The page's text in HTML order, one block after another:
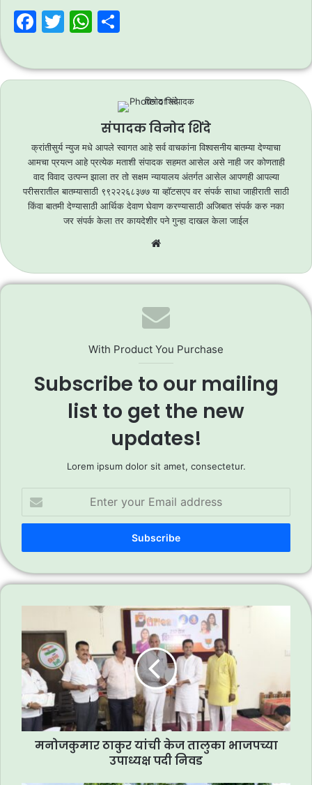
F
c
e
o
k
T
itt
er
W
at
s
p
p
ar
e
संपादक विनोद शिंदे
क्रांतीसुर्य न्युज मधे आपले स्वागत आहे सर्व वाचकांना विश्वसनीय बातम्या देण्याचा
आमचा प्रयत्न आहे प्रत्येक मताशी संपादक सहमत आसेल असे नाही जर कोणताही
वाद विवाद उत्पन्न झाला तर तो सक्षम न्यायालय अंतर्गत आसेल आपणही आपल्या
परीसरातील बातम्यासाठी ९९२२२६८३७७ या व्हॉटसएप वर संपर्क साधा जाहीराती साठी
किंवा बातमी देण्यासाठी आर्थिक देवाण घेवाण करण्यासाठी अजिबात संपर्क करु नका
जर संपर्क केला तर कायदेशीर पने गुन्हा दाखल केला जाईल
With Product You Purchase
Subscribe to our mailing
list to get the new
updates!
Lorem ipsum dolor sit amet, consectetur.
your
Email
मनोजकुमार ठाकुर यांची केज तालुका भाजपच्या
उपाध्यक्ष पदी निवड